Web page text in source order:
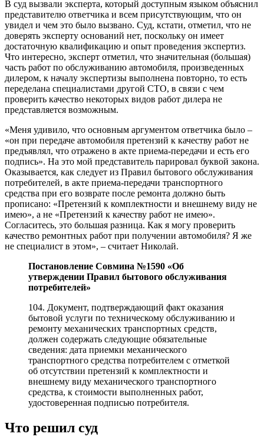
В суд вызвали эксперта, который доступным языком объяснил
представителю ответчика и всем присутствующим, что он
увидел и чем это было вызвано. Суд, кстати, отметил, что не
доверять эксперту оснований нет, поскольку он имеет
достаточную квалификацию и опыт проведения экспертиз.
Что интересно, эксперт отметил, что значительная (большая)
часть работ по обслуживанию автомобиля, произведенных
дилером, к началу экспертизы выполнена повторно, то есть
переделана специалистами другой СТО, в связи с чем
проверить качество некоторых видов работ дилера не
представляется возможным.
«Меня удивило, что основным аргументом ответчика было –
«он при передаче автомобиля претензий к качеству работ не
предъявлял, что отражено в акте приема-передачи и есть его
подпись». На это мой представитель парировал буквой закона.
Оказывается, как следует из Правил бытового обслуживания
потребителей, в акте приема-передачи транспортного
средства при его возврате после ремонта должно быть
прописано: «Претензий к комплектности и внешнему виду не
имею», а не «Претензий к качеству работ не имею».
Согласитесь, это большая разница. Как я могу проверить
качество ремонтных работ при получении автомобиля? Я же
не специалист в этом», – считает Николай.
Постановление Совмина №1590 «Об
утверждении Правил бытового обслуживания
потребителей»
104. Документ, подтверждающий факт оказания
бытовой услуги по техническому обслуживанию и
ремонту механических транспортных средств,
должен содержать следующие обязательные
сведения: дата приемки механического
транспортного средства потребителем с отметкой
об отсутствии претензий к комплектности и
внешнему виду механического транспортного
средства, к стоимости выполненных работ,
удостоверенная подписью потребителя.
Что решил суд